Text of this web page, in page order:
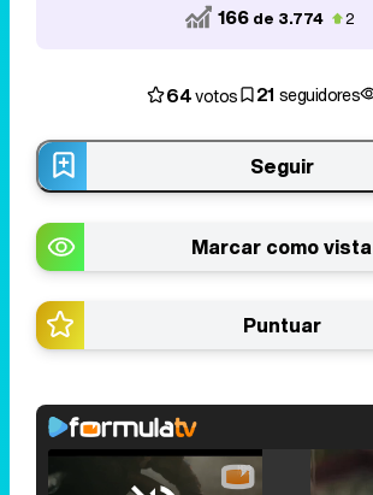
166de 3.774 2
64votos 21 seguidores
Seguir
Marcar como vista
Puntuar